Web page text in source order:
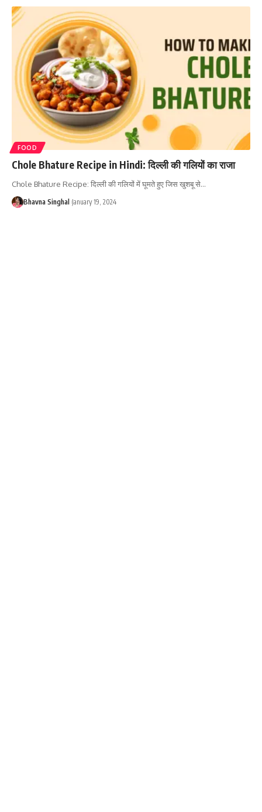
FOOD
Chole Bhature Recipe in Hindi: दिल्ली की गलियों का राजा
Chole Bhature Recipe: दिल्ली की गलियों में घूमते हुए जिस खुशबू से…
Bhavna Singhal January 19, 2024